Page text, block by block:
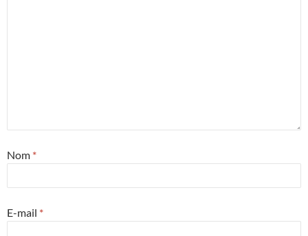
Nom *
E-mail *